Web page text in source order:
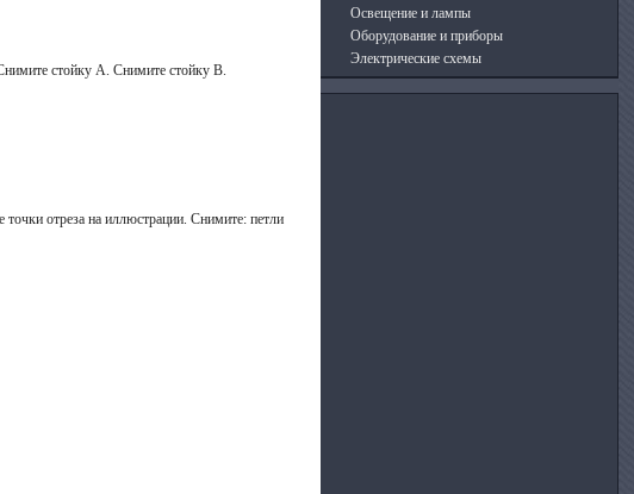
стойку А. Снимите стойку В.
отреза на иллюстрации. Снимите: петли
Освещение и лампы
Оборудование и приборы
Электрические схемы